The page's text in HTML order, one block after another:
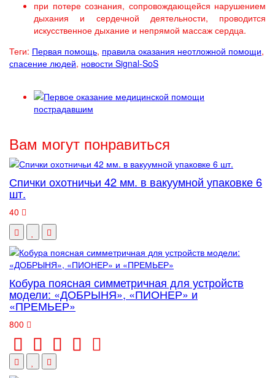
при потере сознания, сопровождающейся нарушением
дыхания и сердечной деятельности, проводится
искусственное дыхание и непрямой массаж сердца.
Теги: Первая помощь, правила оказания неотложной помощи,
спасение людей, новости Signal-SoS
Вам могут понравиться
Спички охотничьи 42 мм. в вакуумной упаковке 6
шт.
40
Кобура поясная симметричная для устройств
модели: «ДОБРЫНЯ», «ПИОНЕР» и
«ПРЕМЬЕР»
800